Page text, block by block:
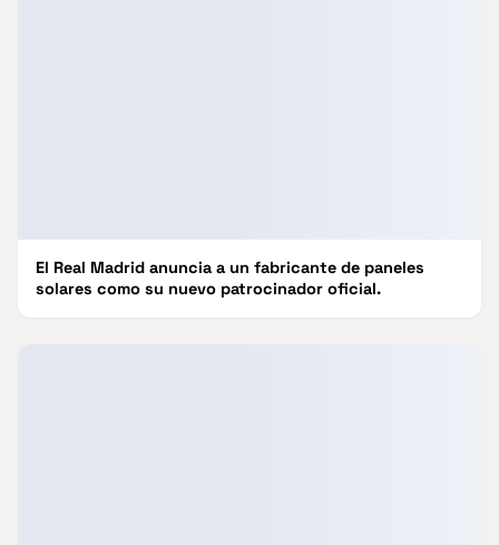
El Real Madrid anuncia a un fabricante de paneles
solares como su nuevo patrocinador oficial.